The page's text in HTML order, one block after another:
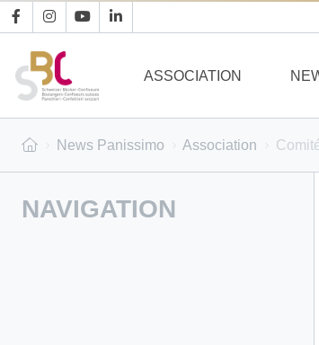
ASSOCIATION
News Panissimo Association
NAVIGATION